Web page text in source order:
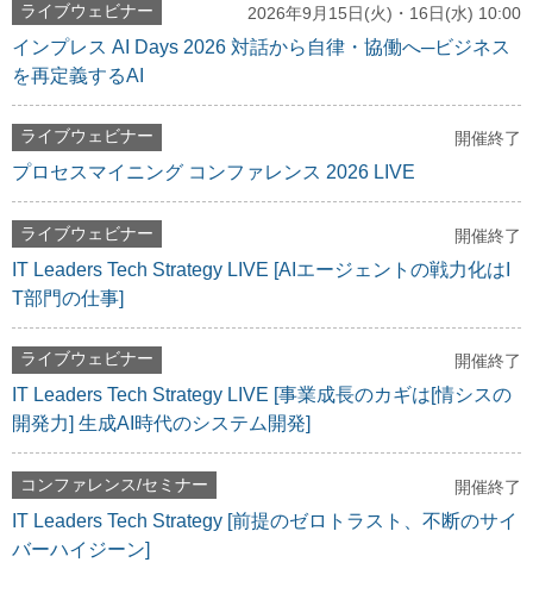
ライブウェビナー 2026年9月15日(火)・16日(水) 10:00
インプレス AI Days 2026 対話から自律・協働へ─ビジネス
を再定義するAI
ライブウェビナー 開催終了
プロセスマイニング コンファレンス 2026 LIVE
ライブウェビナー 開催終了
IT Leaders Tech Strategy LIVE [AIエージェントの戦力化はI
T部門の仕事]
ライブウェビナー 開催終了
IT Leaders Tech Strategy LIVE [事業成長のカギは[情シスの
開発力] 生成AI時代のシステム開発]
コンファレンス/セミナー 開催終了
IT Leaders Tech Strategy [前提のゼロトラスト、不断のサイ
バーハイジーン]